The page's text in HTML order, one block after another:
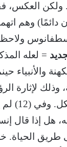
ولكن
وهم
ولاحظ
لإثارة
بل أكد أن
هل إذا قال
طريق